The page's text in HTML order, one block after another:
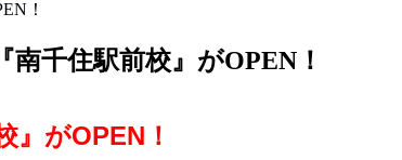
千住駅前校』がOPEN！
』がOPEN！